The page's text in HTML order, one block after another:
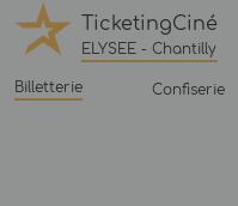
TicketingCiné
ELYSEE - Chantilly
Billetterie Confiserie